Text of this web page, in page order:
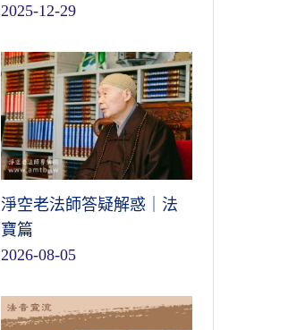
2025-12-29
淨空老法師答疑解惑｜法
寶篇
2026-08-05